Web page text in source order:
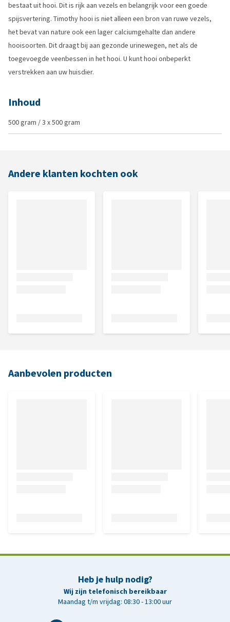
bestaat uit hooi. Dit is rijk aan vezels en belangrijk voor een goede
spijsvertering. Timothy hooi is niet alleen een bron van ruwe vezels,
het bevat van nature ook een lager calciumgehalte dan andere
hooisoorten. Dit draagt bij aan gezonde urinewegen, net als de
toegevoegde veenbessen in het hooi. U kunt hooi onbeperkt
verstrekken aan uw huisdier.
Inhoud
500 gram / 3 x 500 gram
Andere klanten kochten ook
Aanbevolen producten
Heb je hulp nodig?
Wij zijn telefonisch bereikbaar
Maandag t/m vrijdag: 08:30 - 13:00 uur